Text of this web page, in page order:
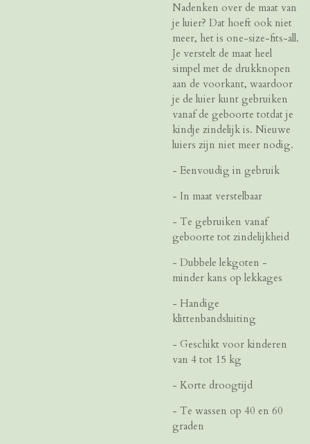
Nadenken over de maat van
je luier? Dat hoeft ook niet
meer, het is one-size-fits-all.
Je verstelt de maat heel
simpel met de drukknopen
aan de voorkant, waardoor
je de luier kunt gebruiken
vanaf de geboorte totdat je
kindje zindelijk is. Nieuwe
luiers zijn niet meer nodig.
- Eenvoudig in gebruik
- In maat verstelbaar
- Te gebruiken vanaf
geboorte tot zindelijkheid
- Dubbele lekgoten -
minder kans op lekkages
- Handige
klittenbandsluiting
- Geschikt voor kinderen
van 4 tot 15 kg
- Korte droogtijd
- Te wassen op 40 en 60
graden